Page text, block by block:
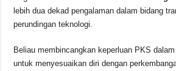
lebih dua dekad pengalaman dalam bidang
perundingan teknologi.
Beliau membincangkan keperluan PKS
untuk menyesuaikan diri dengan